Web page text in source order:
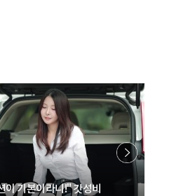
이 기본이라니!" 갓성비